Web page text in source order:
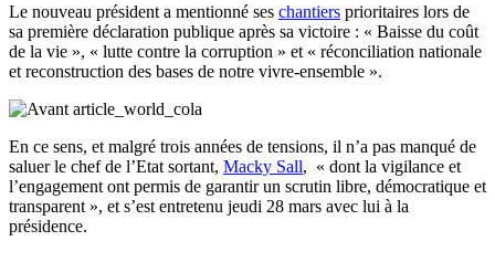
Le nouveau président a mentionné ses chantiers prioritaires lors de
sa première déclaration publique après sa victoire : « Baisse du coût
de la vie », « lutte contre la corruption » et « réconciliation nationale
et reconstruction des bases de notre vivre-ensemble ».
En ce sens, et malgré trois années de tensions, il n’a pas manqué de
saluer le chef de l’Etat sortant, Macky Sall, « dont la vigilance et
l’engagement ont permis de garantir un scrutin libre, démocratique et
transparent », et s’est entretenu jeudi 28 mars avec lui à la
présidence.